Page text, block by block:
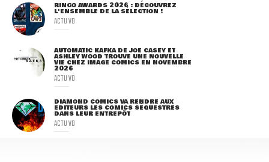
RINGO AWARDS 2026 : DÉCOUVREZ
L'ENSEMBLE DE LA SÉLECTION !
ACTU VO
AUTOMATIC KAFKA DE JOE CASEY ET
ASHLEY WOOD TROUVE UNE NOUVELLE
VIE CHEZ IMAGE COMICS EN NOVEMBRE
2026
ACTU VO
DIAMOND COMICS VA RENDRE AUX
ÉDITEURS LES COMICS SÉQUESTRÉS
DANS LEUR ENTREPÔT
ACTU VO